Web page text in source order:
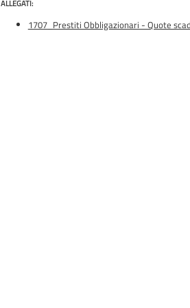
ALLEGATI:
1707_Prestiti Obbligazionari - Quote